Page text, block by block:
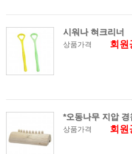
시워나 혀크리너
상품가격 회원
*오동나무 지압 경
상품가격 회원